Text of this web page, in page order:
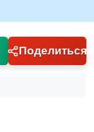
Поделиться